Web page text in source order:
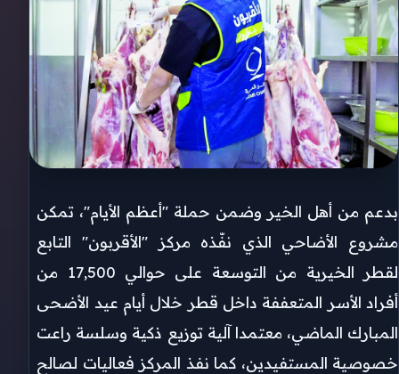
بدعم من أهل الخير وضمن حملة "أعظم الأيام"، تمكن
مشروع الأضاحي الذي نفّذه مركز "الأقربون" التابع
لقطر الخيرية من التوسعة على حوالي 17,500 من
أفراد الأسر المتعففة داخل قطر خلال أيام عيد الأضحى
المبارك الماضي، معتمدا آلية توزيع ذكية وسلسة راعت
خصوصية المستفيدين، كما نفذ المركز فعاليات لصالح